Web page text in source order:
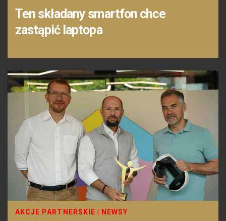
Ten składany smartfon chce
zastąpić laptopa
AKCJE PARTNERSKIE
NEWSY